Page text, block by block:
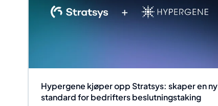
Hypergene kjøper opp Stratsys: skaper en ny
standard for bedrifters beslutningstaking